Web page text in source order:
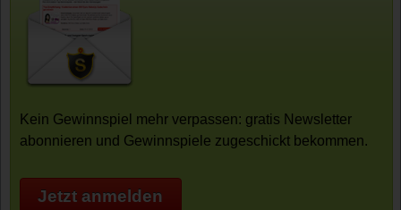
Kein Gewinnspiel mehr verpassen: gratis Newsletter
abonnieren und Gewinnspiele zugeschickt bekommen.
Jetzt anmelden